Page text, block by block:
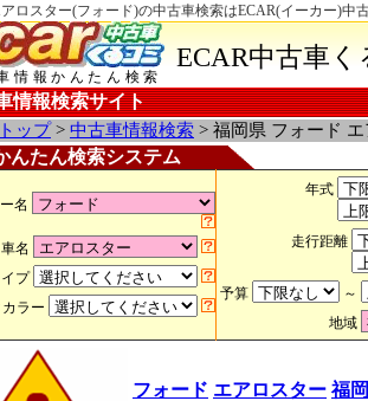
ロスター(フォード)の中古車検索はECAR(イーカー)中
情報かんたん検索
ECAR中古車
情報検索サイト
ップ> 中古車情報検索 > 福岡県 フォード
んたん検索システム
名
車名
プ
ラー
年式
走行距離
予算
～
地域
フォード エアロスター 福